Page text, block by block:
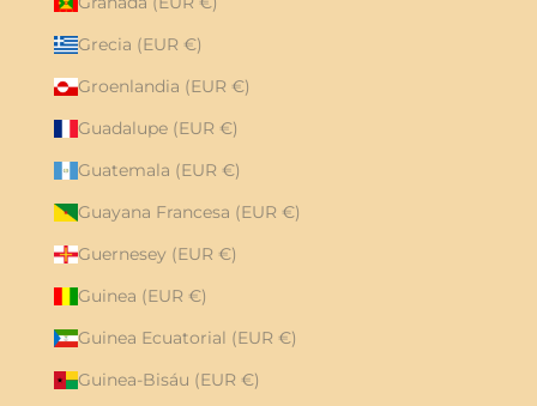
Grecia (EUR €)
Groenlandia (EUR €)
Guadalupe (EUR €)
Guatemala (EUR €)
Guayana Francesa (EUR €)
Guernesey (EUR €)
Guinea (EUR €)
Guinea Ecuatorial (EUR €)
Guinea-Bisáu (EUR €)